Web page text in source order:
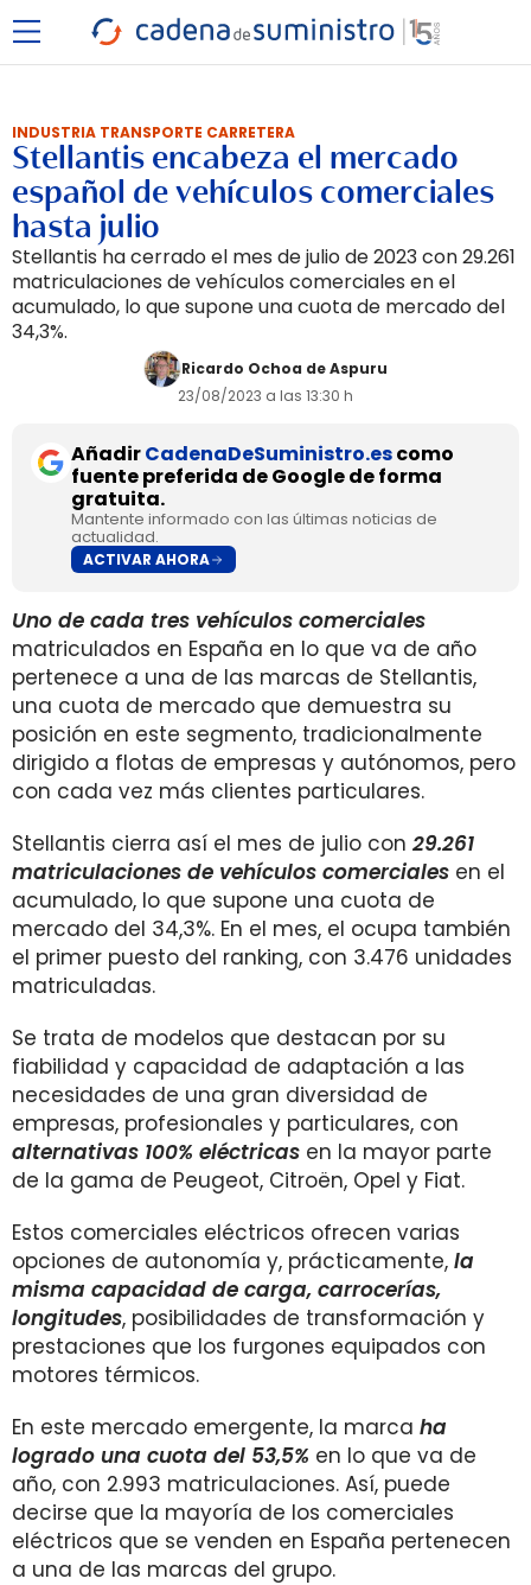
INDUSTRIA TRANSPORTE CARRETERA
Stellantis encabeza el mercado
español de vehículos comerciales
hasta julio
Stellantis ha cerrado el mes de julio de 2023 con 29.261
matriculaciones de vehículos comerciales en el
acumulado, lo que supone una cuota de mercado del
34,3%.
Ricardo Ochoa de Aspuru
23/08/2023 a las 13:30 h
AñadirCadenaDeSuministro.escomo
fuente preferida de Google de forma
gratuita.
Mantente informado con las últimas noticias de
actualidad.
ACTIVAR AHORA
Uno de cada tres vehículos comerciales
matriculados en España en lo que va de año
pertenece a una de las marcas de Stellantis,
una cuota de mercado que demuestra su
posición en este segmento, tradicionalmente
dirigido a flotas de empresas y autónomos, pero
con cada vez más clientes particulares.
Stellantis cierra así el mes de julio con 29.261
matriculaciones de vehículos comerciales en el
acumulado, lo que supone una cuota de
mercado del 34,3%. En el mes, el ocupa también
el primer puesto del ranking, con 3.476 unidades
matriculadas.
Se trata de modelos que destacan por su
fiabilidad y capacidad de adaptación a las
necesidades de una gran diversidad de
empresas, profesionales y particulares, con
alternativas 100% eléctricas en la mayor parte
de la gama de Peugeot, Citroën, Opel y Fiat.
Estos comerciales eléctricos ofrecen varias
opciones de autonomía y, prácticamente, la
misma capacidad de carga, carrocerías,
longitudes, posibilidades de transformación y
prestaciones que los furgones equipados con
motores térmicos.
En este mercado emergente, la marca ha
logrado una cuota del 53,5% en lo que va de
año, con 2.993 matriculaciones. Así, puede
decirse que la mayoría de los comerciales
eléctricos que se venden en España pertenecen
a una de las marcas del grupo.